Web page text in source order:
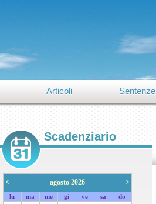
Sentenze
Articoli
Scadenziario
< agosto 2026 >
lu ma me gi ve sa
do